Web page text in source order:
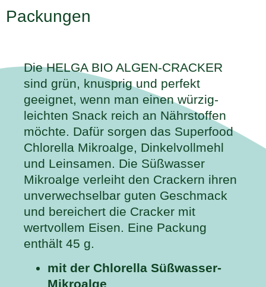
Packungen
Die HELGA BIO ALGEN-CRACKER
sind grün, knusprig und perfekt
geeignet, wenn man einen würzig-
leichten Snack reich an Nährstoffen
möchte. Dafür sorgen das Superfood
Chlorella Mikroalge, Dinkelvollmehl
und Leinsamen. Die Süßwasser
Mikroalge verleiht den Crackern ihren
unverwechselbar guten Geschmack
und bereichert die Cracker mit
wertvollem Eisen. Eine Packung
enthält 45 g.
mit der Chlorella Süßwasser-
Mikroalge